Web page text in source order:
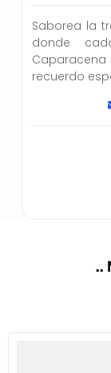
Saborea la
donde
recuerdo
..